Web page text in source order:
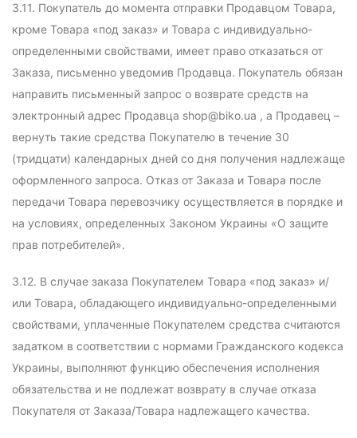
3.11. Покупатель до момента отправки Продавцом Товара,
кроме Товара «под заказ» и Товара с индивидуально-
определенными свойствами, имеет право отказаться от
Заказа, письменно уведомив Продавца. Покупатель обязан
направить письменный запрос о возврате средств на
электронный адрес Продавца shop@biko.ua , а Продавец –
вернуть такие средства Покупателю в течение 30
(тридцати) календарных дней со дня получения надлежаще
оформленного запроса. Отказ от Заказа и Товара после
передачи Товара перевозчику осуществляется в порядке и
на условиях, определенных Законом Украины «О защите
прав потребителей».
3.12. В случае заказа Покупателем Товара «под заказ» и/
или Товара, обладающего индивидуально-определенными
свойствами, уплаченные Покупателем средства считаются
задатком в соответствии с нормами Гражданского кодекса
Украины, выполняют функцию обеспечения исполнения
обязательства и не подлежат возврату в случае отказа
Покупателя от Заказа/Товара надлежащего качества.